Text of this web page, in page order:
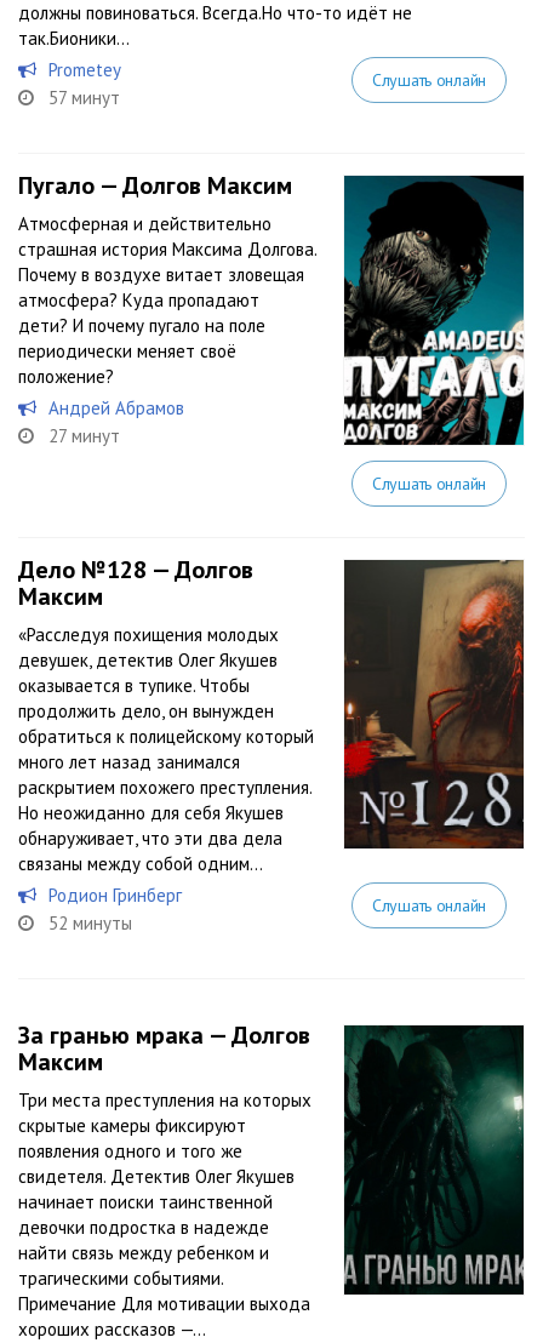
должны повиноваться. Всегда.Но что-то идёт не
так.Бионики...
Prometey
57 минут
Слушать онлайн
Пугало — Долгов Максим
Атмосферная и действительно
страшная история Максима Долгова.
Почему в воздухе витает зловещая
атмосфера? Куда пропадают
дети? И почему пугало на поле
периодически меняет своё
положение?
Андрей Абрамов
27 минут
Слушать онлайн
Дело №128 — Долгов
Максим
«Расследуя похищения молодых
девушек, детектив Олег Якушев
оказывается в тупике. Чтобы
продолжить дело, он вынужден
обратиться к полицейскому который
много лет назад занимался
раскрытием похожего преступления.
Но неожиданно для себя Якушев
обнаруживает, что эти два дела
связаны между собой одним...
Родион Гринберг
52 минуты
Слушать онлайн
За гранью мрака — Долгов
Максим
Три места преступления на которых
скрытые камеры фиксируют
появления одного и того же
свидетеля. Детектив Олег Якушев
начинает поиски таинственной
девочки подростка в надежде
найти связь между ребенком и
трагическими событиями.
Примечание Для мотивации выхода
хороших рассказов —...